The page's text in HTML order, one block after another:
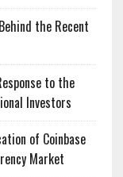
the Recent
to the
Investors
of Coinbase
Market